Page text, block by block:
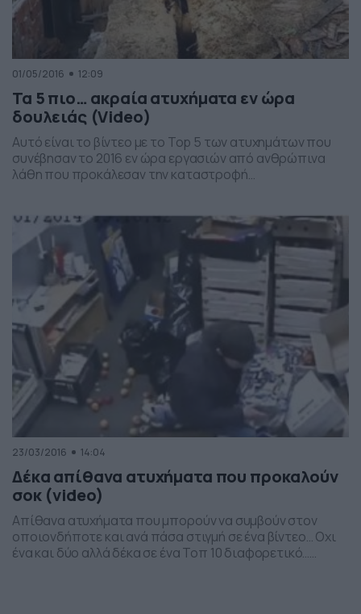
01/05/2016 12:09
Τα 5 πιο… ακραία ατυχήματα εν ώρα
δουλειάς (Video)
Αυτό είναι το βίντεο με το Top 5 των ατυχημάτων που
συνέβησαν το 2016 εν ώρα εργασιών από ανθρώπινα
λάθη που προκάλεσαν την καταστροφή…
23/03/2016 14:04
Δέκα απίθανα ατυχήματα που προκαλούν
σοκ (video)
Απίθανα ατυχήματα που μπορούν να συμβούν στον
οποιονδήποτε και ανά πάσα στιγμή σε ένα βίντεο… Οχι
ένα και δύο αλλά δέκα σε ένα Τοπ 10 διαφορετικό…